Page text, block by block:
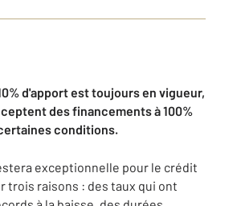
d'apport est toujours en vigueur,
des financements à 100%
conditions.
exceptionnelle pour le crédit
trois raisons : des taux qui ont